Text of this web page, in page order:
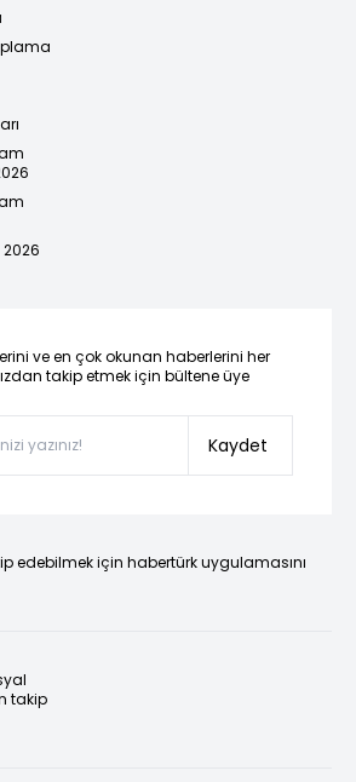
ve en çok okunan haberlerini her
takip etmek için bültene üye
Kaydet
edebilmek için habertürk uygulamasını
takip